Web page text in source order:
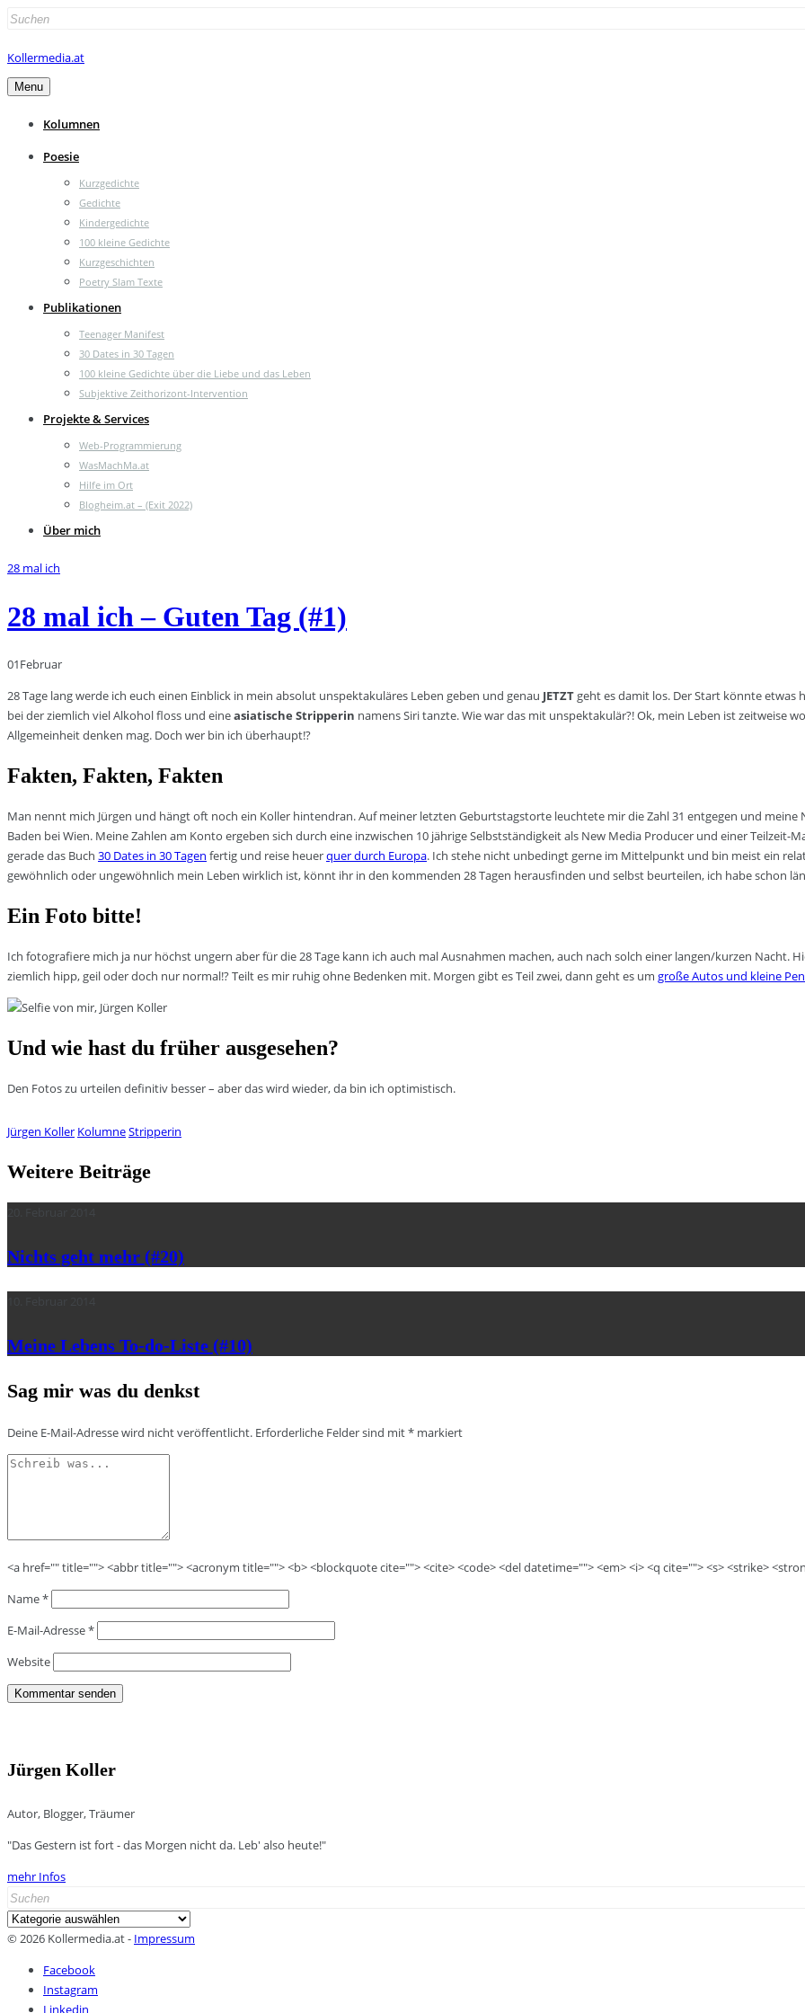
Search
Kollermedia.at
Menu
Kolumnen
Poesie
Kurzgedichte
Gedichte
Kindergedichte
100 kleine Gedichte
Kurzgeschichten
Poetry Slam Texte
Publikationen
Teenager Manifest
30 Dates in 30 Tagen
100 kleine Gedichte über die Liebe und das Leben
Subjektive Zeithorizont-Intervention
Projekte & Services
Web-Programmierung
WasMachMa.at
Hilfe im Ort
Blogheim.at – (Exit 2022)
Über mich
28 mal ich
28 mal ich – Guten Tag (#1)
01Februar
28 Tage lang werde ich euch einen Einblick in mein absolut unspektakuläres Leben geben und genau JETZT geht es damit los. Der Start könnte etwas
bei der ziemlich viel Alkohol floss und eineasiatische Stripperin namens Siri tanzte. Wie war das mit unspektakulär?! Ok, mein Leben ist zeitweise
Allgemeinheit denken mag. Doch wer bin ich überhaupt!?
Fakten, Fakten, Fakten
Man nennt mich Jürgen und hängt oft noch ein Koller hintendran. Auf meiner letzten Geburtstagstorte leuchtete mir die Zahl 31 entgegen und
Baden bei Wien. Meine Zahlen am Konto ergeben sich durch eine inzwischen 10 jährige Selbstständigkeit als New Media Producer und einer
gerade das Buch 30 Dates in 30 Tagen fertig und reise heuerquer durch Europa. Ich stehe nicht unbedingt gerne im Mittelpunkt und bin meist ein
gewöhnlich oder ungewöhnlich mein Leben wirklich ist, könnt ihr in den kommenden 28 Tagen herausfinden und selbst beurteilen, ich habe schon
Ein Foto bitte!
Ich fotografiere mich ja nur höchst ungern aber für die 28 Tage kann ich auch mal Ausnahmen machen, auch nach solch einer langen/kurzen Nacht.
ziemlich hipp, geil oder doch nur normal!? Teilt es mir ruhig ohne Bedenken mit. Morgen gibt es Teil zwei, dann geht es um große Autos und kleine
Und wie hast du früher ausgesehen?
Den Fotos zu urteilen definitiv besser – aber das wird wieder, da bin ich optimistisch.
Jürgen Koller KolumneStripperin
Weitere Beiträge
Nichts geht mehr (#20)
Meine Lebens To-do-Lis­te (#10)
Sag mir was du denkst
Deine E-Mail-Adresse wird nicht veröffentlicht. Erforderliche Felder sind mit* markiert
<a href="" title=""> <abbr title=""> <acronym title=""> <b> <blockquote cite=""> <cite> <code> <del datetime=""> <em> <i> <q cite=""> <s> <strike>
Name*
E-Mail-Adresse*
Website
Jürgen Koller
Autor, Blogger, Träumer
"Das Gestern ist fort - das Morgen nicht da. Leb' also heute!"
mehr Infos
Search
for:
Kategorien
© 2026 Kollermedia.at - Impressum
Facebook
Instagram
Linkedin